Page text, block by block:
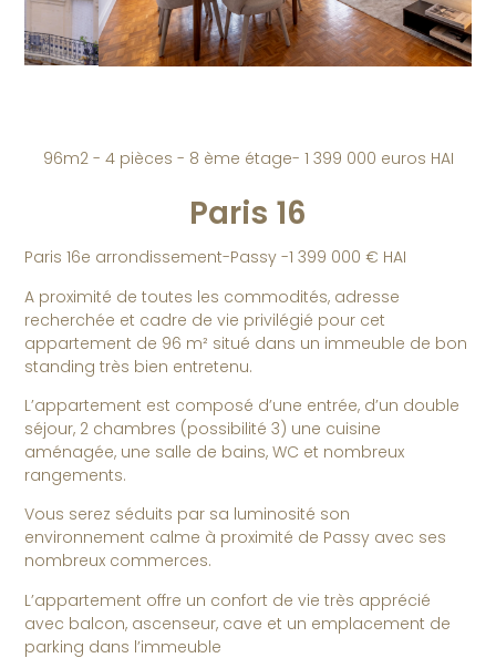
96m2 - 4 pièces - 8 ème étage- 1 399 000 euros HAI
Paris 16
Paris 16e arrondissement-Passy -1 399 000 € HAI
A proximité de toutes les commodités, adresse
recherchée et cadre de vie privilégié pour cet
appartement de 96 m² situé dans un immeuble de bon
standing très bien entretenu.
L’appartement est composé d’une entrée, d’un double
séjour, 2 chambres (possibilité 3) une cuisine
aménagée, une salle de bains, WC et nombreux
rangements.
Vous serez séduits par sa luminosité son
environnement calme à proximité de Passy avec ses
nombreux commerces.
L’appartement offre un confort de vie très apprécié
avec balcon, ascenseur, cave et un emplacement de
parking dans l’immeuble